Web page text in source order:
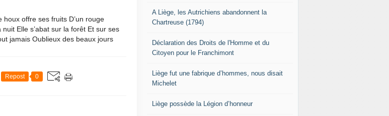
houx offre ses fruits D’un rouge
Elle s’abat sur la forêt Et sur ses
jamais Oublieux des beaux jours
Repost 0
A Liège, les Autrichiens abandonnent la
Chartreuse (1794)
Déclaration des Droits de l'Homme et du
Citoyen pour le Franchimont
Liège fut une fabrique d’hommes, nous disait
Michelet
Liège possède la Légion d’honneur